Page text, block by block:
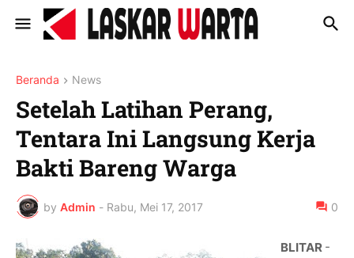
Beranda News
Setelah Latihan Perang,
Tentara Ini Langsung Kerja
Bakti Bareng Warga
by Admin - Rabu, Mei 17, 2017 0
BLITAR -